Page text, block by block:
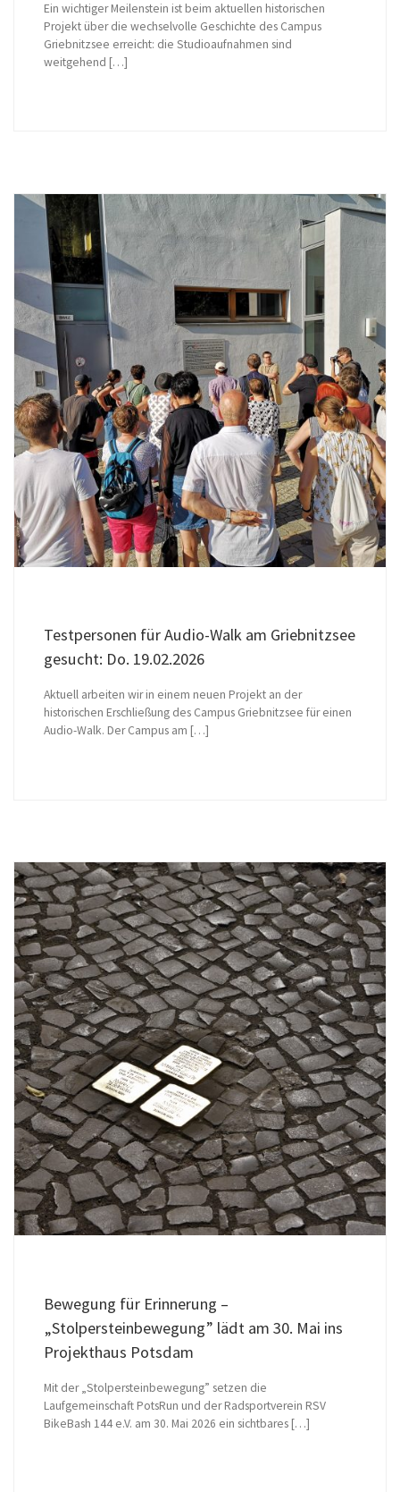
Ein wichtiger Meilenstein ist beim aktuellen historischen
Projekt über die wechselvolle Geschichte des Campus
Griebnitzsee erreicht: die Studioaufnahmen sind
weitgehend […]
Testpersonen für Audio-Walk am Griebnitzsee
gesucht: Do. 19.02.2026
Aktuell arbeiten wir in einem neuen Projekt an der
historischen Erschließung des Campus Griebnitzsee für einen
Audio-Walk. Der Campus am […]
Bewegung für Erinnerung –
„Stolpersteinbewegung” lädt am 30. Mai ins
Projekthaus Potsdam
Mit der „Stolpersteinbewegung” setzen die
Laufgemeinschaft PotsRun und der Radsportverein RSV
BikeBash 144 e.V. am 30. Mai 2026 ein sichtbares […]